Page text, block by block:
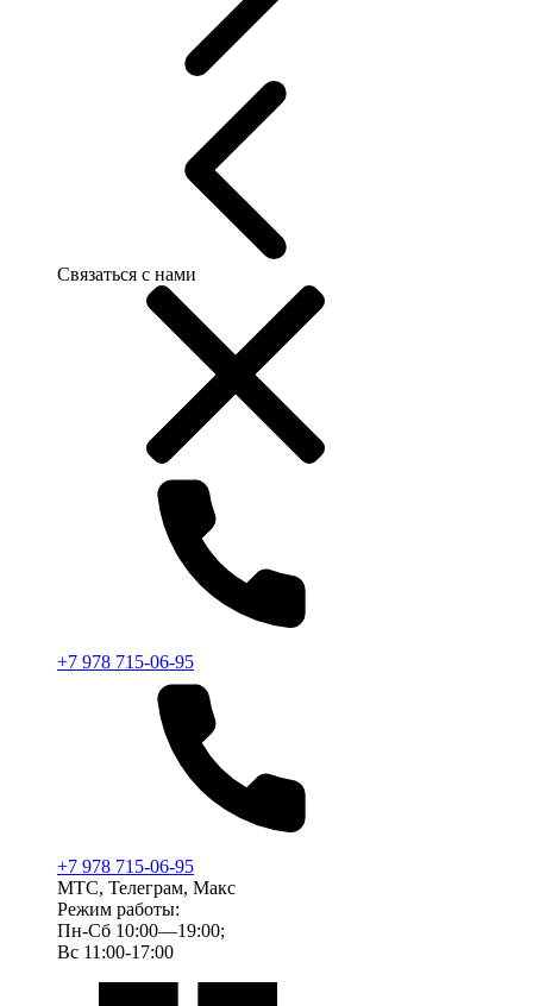
Связаться с нами
+7 978 715-06-95
+7 978 715-06-95
МТС, Телеграм, Макс
Режим работы:
Пн-Сб 10:00—19:00;
Вс 11:00-17:00